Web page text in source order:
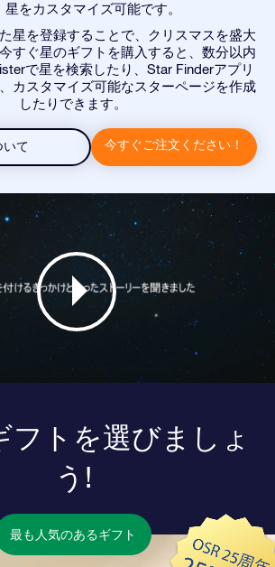
星をカスタマイズ可能です。
星を登録することで、クリスマスを盛大
すぐ星のギフトを購入すると、数分以内
で星を検索したり、Star Finderアプリ
カスタマイズ可能なスターページを作成
したりできます。
いて 今すぐご注文ください！
フトを選びましょ
う!
最も人気のあるギフト